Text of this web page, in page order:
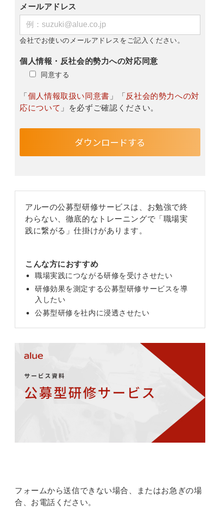
メールアドレス
会社でお使いのメールアドレスをご記入ください。
個人情報・反社会的勢力への対応同意
同意する
「個人情報取扱い同意書 」「反社会的勢力への対
応について 」を必ずご確認ください。
アルーの公募型研修サービスは、お勉強で終
わらない、徹底的なトレーニングで「職場実
践に繋がる」仕掛けがあります。
こんな方におすすめ
職場実践につながる研修を受けさせたい
研修効果を測定する公募型研修サービスを導
入したい
公募型研修を社内に浸透させたい
フォームから送信できない場合、またはお急ぎの場
合、お電話ください。